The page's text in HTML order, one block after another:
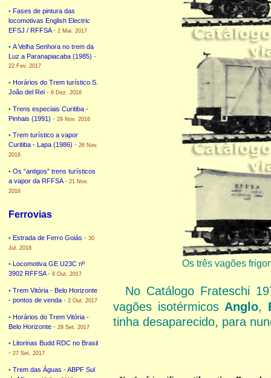
• Fases de pintura das
locomotivas English Electric
EFSJ / RFFSA- 2 Mai. 2017
• A Velha Senhora no trem da
Luz a Paranapiacaba (1985) -
22 Fev. 2017
• Horários do Trem turístico S.
João del Rei - 6 Dez. 2016
• Trens especiais Curitiba -
Pinhais (1991) - 29 Nov. 2016
• Trem turístico a vapor
Curitiba - Lapa (1986) - 26 Nov.
2016
• Os “antigos” trens turísticos
a vapor da RFFSA- 21 Nov.
2016
Ferrovias
• Estrada de Ferro Goiás - 30
Jul. 2018
• Locomotiva GE U23C nº
3902 RFFSA- 8 Out. 2017
• Trem Vitória - Belo Horizonte
- pontos de venda - 2 Out. 2017
• Horários do Trem Vitória -
Belo Horizonte - 28 Set. 2017
• Litorinas Budd RDC no Brasil
- 27 Set. 2017
• Trem das Águas - ABPF Sul
Os três vagões
No Catálogo Frateschi
vagões isotérmicos Anglo,
tinha desaparecido, para